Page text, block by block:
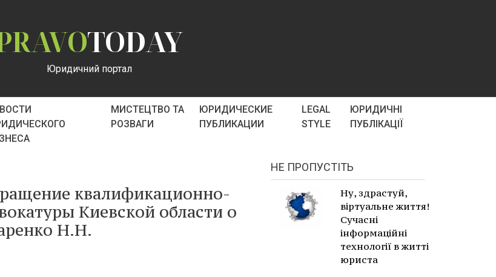
TODAY
Юридичний портал
МИСТЕЦТВО ТА
РОЗВАГИ
ЮРИДИЧЕСКИЕ
ПУБЛИКАЦИИ
LEGAL
STYLE
ЮРИДИЧНІ
ПУБЛІКАЦІЇ
квалификационно-
Киевской области о
Н.Н.
НЕ ПРОПУСТІТЬ
Ну, здрастуй,
віртуальне життя!
Сучасні
інформаційні
технології в житті
юриста